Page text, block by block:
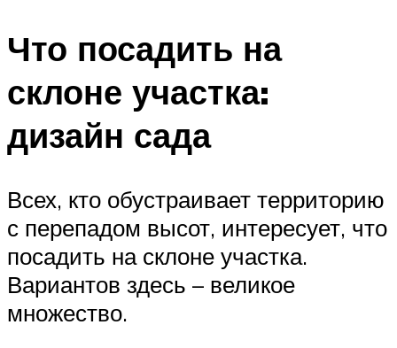
Что посадить на
склоне участка:
дизайн сада
Всех, кто обустраивает территорию
с перепадом высот, интересует, что
посадить на склоне участка.
Вариантов здесь – великое
множество.